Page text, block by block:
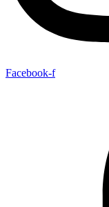
Facebook-f